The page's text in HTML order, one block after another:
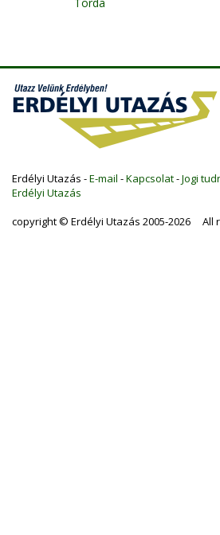
Erdélyi Utazás -E-mail -Kapcsolat-Jogi
Erdélyi Utazás
copyright © Erdélyi Utazás 2005-2026 All